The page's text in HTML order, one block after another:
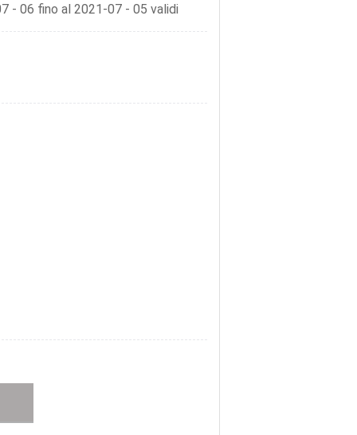
- 06 fino al 2021-07 - 05 validi